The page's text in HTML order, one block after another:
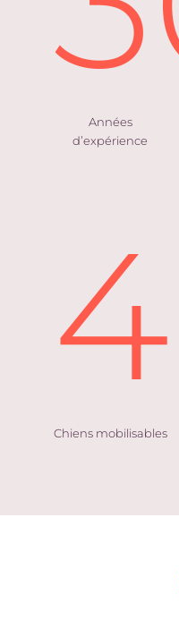
Années
d’expérience
4
Chiens mobilisables